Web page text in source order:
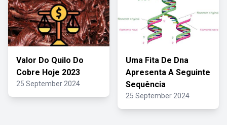
Valor Do Quilo Do
Cobre Hoje 2023
25 September 2024
Uma Fita De Dna
Apresenta A Seguinte
Sequência
25 September 2024